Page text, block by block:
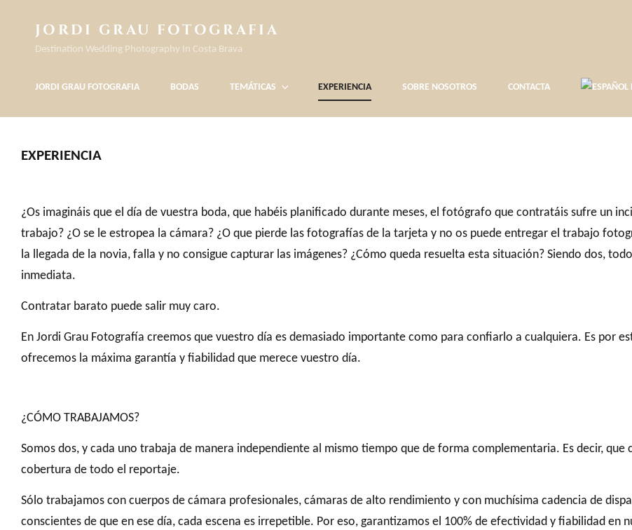
JORDI GRAU FOTOGRAFIA
Destination Wedding Photography In Costa Brava
JORDI GRAU FOTOGRAFIA BODAS TEMÁTICAS EXPERIENCIA SOBRE NOSOTROS CONTACTA
EXPERIENCIA
¿Os imagináis que el día de vuestra boda, que habéis planificado durante meses, el fotógrafo que contratáis sufre un
trabajo? ¿O se le estropea la cámara? ¿O que pierde las fotografías de la tarjeta y no os puede entregar el trabajo
la llegada de la novia, falla y no consigue capturar las imágenes? ¿Cómo queda resuelta esta situación? Siendo dos,
inmediata.
Contratar barato puede salir muy caro.
En Jordi Grau Fotografía creemos que vuestro día es demasiado importante como para confiarlo a cualquiera. Es por
ofrecemos la máxima garantía y fiabilidad que merece vuestro día.
¿CÓMO TRABAJAMOS?
Somos dos, y cada uno trabaja de manera independiente al mismo tiempo que de forma complementaria. Es decir,
cobertura de todo el reportaje.
Sólo trabajamos con cuerpos de cámara profesionales, cámaras de alto rendimiento y con muchísima cadencia de
conscientes de que en ese día, cada escena es irrepetible. Por eso, garantizamos el 100% de efectividad y fiabilidad en